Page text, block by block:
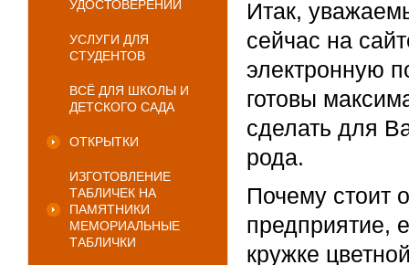
УДОСТОВЕРЕНИЙ
УСЛУГИ ДЛЯ
СТУДЕНТОВ
ВСЁ ДЛЯ ШКОЛЫ И
ДЕТСКОГО САДА
ОТКРЫТКИ
ИЗГОТОВЛЕНИЕ
ТАБЛИЧЕК НА
ПАМЯТНИКИ
МЕМОРИАЛЬНЫЕ
ТАБЛИЧКИ
Итак,
сейчас на
электронную
готовы
сделать для
рода.
Почему стоит
предприятие,
кружке